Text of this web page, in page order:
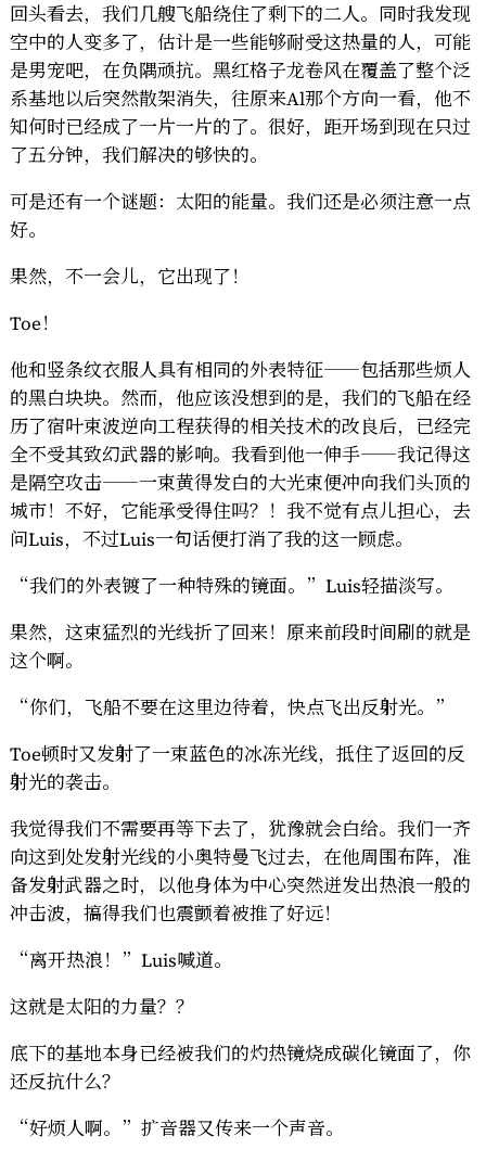
回头看去，我们几艘飞船绕住了剩下的二人。同时我发现
空中的人变多了，估计是一些能够耐受这热量的人，可能
是男宠吧，在负隅顽抗。黑红格子龙卷风在覆盖了整个泛
系基地以后突然散架消失，往原来Al那个方向一看，他不
知何时已经成了一片一片的了。很好，距开场到现在只过
了五分钟，我们解决的够快的。
可是还有一个谜题：太阳的能量。我们还是必须注意一点
好。
果然，不一会儿，它出现了！
Toe！
他和竖条纹衣服人具有相同的外表特征——包括那些烦人
的黑白块块。然而，他应该没想到的是，我们的飞船在经
历了宿叶束波逆向工程获得的相关技术的改良后，已经完
全不受其致幻武器的影响。我看到他一伸手——我记得这
是隔空攻击——一束黄得发白的大光束便冲向我们头顶的
城市！不好，它能承受得住吗？！我不觉有点儿担心，去
问Luis，不过Luis一句话便打消了我的这一顾虑。
“我们的外表镀了一种特殊的镜面。”Luis轻描淡写。
果然，这束猛烈的光线折了回来！原来前段时间刷的就是
这个啊。
“你们，飞船不要在这里边待着，快点飞出反射光。”
Toe顿时又发射了一束蓝色的冰冻光线，抵住了返回的反
射光的袭击。
我觉得我们不需要再等下去了，犹豫就会白给。我们一齐
向这到处发射光线的小奥特曼飞过去，在他周围布阵，准
备发射武器之时，以他身体为中心突然迸发出热浪一般的
冲击波，搞得我们也震颤着被推了好远！
“离开热浪！”Luis喊道。
这就是太阳的力量？？
底下的基地本身已经被我们的灼热镜烧成碳化镜面了，你
还反抗什么？
“好烦人啊。”扩音器又传来一个声音。